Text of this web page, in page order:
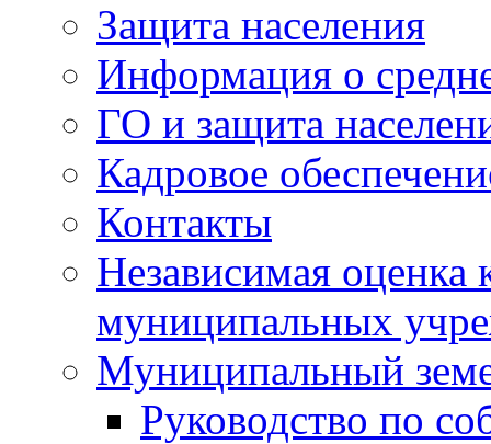
Защита населения
Информация о
ГО и защита
Кадровое
Контакты
Независимая оценка
муниципальных
Муниципальный
Руководство по